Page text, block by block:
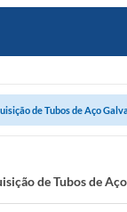
de Tubos de Aço
de Tubos de